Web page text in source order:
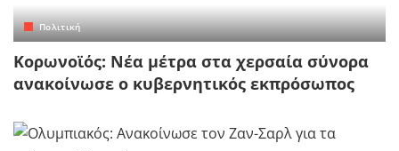
Πολιτική
Κορωνοϊός: Νέα μέτρα στα χερσαία σύνορα
ανακοίνωσε ο κυβερνητικός εκπρόσωπος